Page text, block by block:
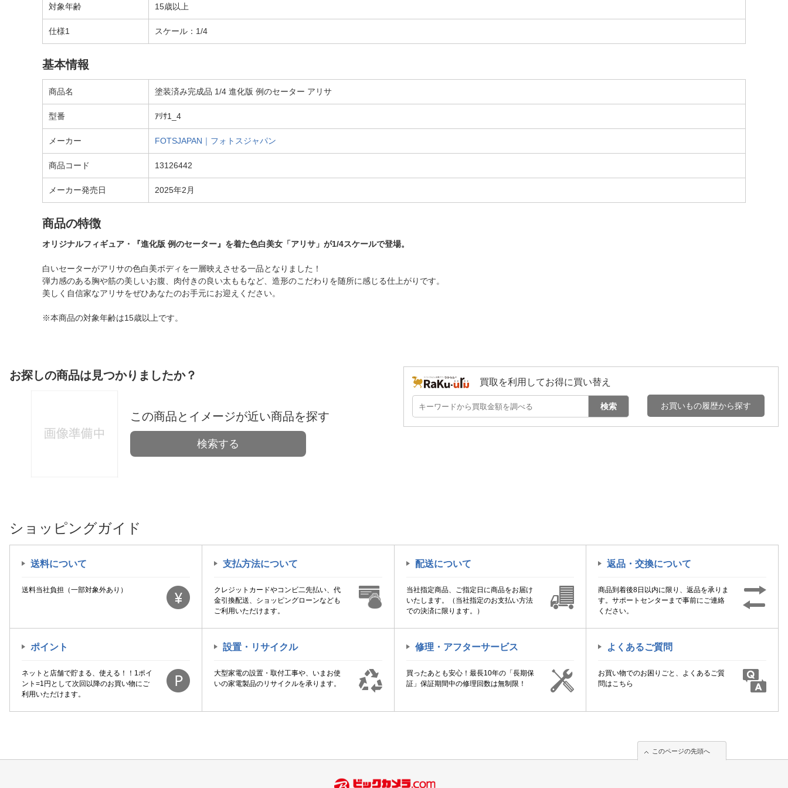
対象年齢 15歳以上
仕様1 スケール：1/4
基本情報
商品名 塗装済み完成品 1/4 進化版 例のセーター アリサ
型番 ｱﾘｻ1_4
メーカー FOTSJAPAN｜フォトスジャパン
商品コード 13126442
メーカー発売日 2025年2月
商品の特徴
オリジナルフィギュア・『進化版 例のセーター』を着た色白美女「アリサ」が1/4スケールで登場。
白いセーターがアリサの色白美ボディを一層映えさせる一品となりました！
弾力感のある胸や筋の美しいお腹、肉付きの良い太ももなど、造形のこだわりを随所に感じる仕上がりです。
美しく自信家なアリサをぜひあなたのお手元にお迎えください。
※本商品の対象年齢は15歳以上です。
お探しの商品は見つかりましたか？
この商品とイメージが近い商品を探す
検索する
買取を利用してお得に買い替え
検索 お買いもの履歴から探す
ショッピングガイド
送料について
送料当社負担（一部対象外あり）
支払方法について
クレジットカードやコンビ二先払い、代
金引換配送、ショッピングローンなども
ご利用いただけます。
配送について
当社指定商品、ご指定日に商品をお届け
いたします。（当社指定のお支払い方法
での決済に限ります。）
返品・交換について
商品到着後8日以内に限り、返品を承りま
す。サポートセンターまで事前にご連絡
ください。
ポイント
ネットと店舗で貯まる、使える！！1ポイ
ント=1円として次回以降のお買い物にご
利用いただけます。
設置・リサイクル
大型家電の設置・取付工事や、いまお使
いの家電製品のリサイクルを承ります。
修理・アフターサービス
買ったあとも安心！最長10年の「長期保
証」保証期間中の修理回数は無制限！
よくあるご質問
お買い物でのお困りごと、よくあるご質
問はこちら
このページの先頭へ
このページの先頭へ